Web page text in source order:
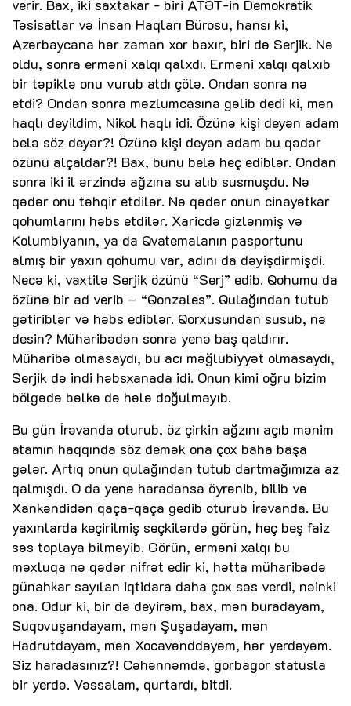
verir. Bax, iki saxtakar - biri ATƏT-in Demokratik
Təsisatlar və İnsan Haqları Bürosu, hansı ki,
Azərbaycana hər zaman xor baxır, biri də Serjik. Nə
oldu, sonra erməni xalqı qalxdı. Erməni xalqı qalxıb
bir təpiklə onu vurub atdı çölə. Ondan sonra nə
etdi? Ondan sonra məzlumcasına gəlib dedi ki, mən
haqlı deyildim, Nikol haqlı idi. Özünə kişi deyən adam
belə söz deyər?! Özünə kişi deyən adam bu qədər
özünü alçaldar?! Bax, bunu belə heç ediblər. Ondan
sonra iki il ərzində ağzına su alıb susmuşdu. Nə
qədər onu təhqir etdilər. Nə qədər onun cinayətkar
qohumlarını həbs etdilər. Xaricdə gizlənmiş və
Kolumbiyanın, ya da Qvatemalanın pasportunu
almış bir yaxın qohumu var, adını da dəyişdirmişdi.
Necə ki, vaxtilə Serjik özünü “Serj” edib. Qohumu da
özünə bir ad verib – “Qonzales”. Qulağından tutub
gətiriblər və həbs ediblər. Qorxusundan susub, nə
desin? Müharibədən sonra yenə baş qaldırır.
Müharibə olmasaydı, bu acı məğlubiyyət olmasaydı,
Serjik də indi həbsxanada idi. Onun kimi oğru bizim
bölgədə bəlkə də hələ doğulmayıb.
Bu gün İrəvanda oturub, öz çirkin ağzını açıb mənim
atamın haqqında söz demək ona çox baha başa
gələr. Artıq onun qulağından tutub dartmağımıza az
qalmışdı. O da yenə haradansa öyrənib, bilib və
Xankəndidən qaça-qaça gedib oturub İrəvanda. Bu
yaxınlarda keçirilmiş seçkilərdə görün, heç beş faiz
səs toplaya bilməyib. Görün, erməni xalqı bu
məxluqa nə qədər nifrət edir ki, hətta müharibədə
günahkar sayılan iqtidara daha çox səs verdi, nəinki
ona. Odur ki, bir də deyirəm, bax, mən buradayam,
Suqovuşandayam, mən Şuşadayam, mən
Hadrutdayam, mən Xocavənddəyəm, hər yerdəyəm.
Siz haradasınız?! Cəhənnəmdə, gorbagor statusla
bir yerdə. Vəssalam, qurtardı, bitdi.